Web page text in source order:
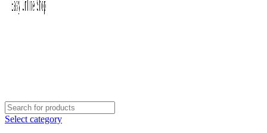
Select category